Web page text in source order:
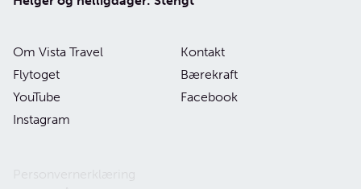
Min reise
Om Vista Travel
Kontakt
Flytoget
Bærekraft
YouTube
Facebook
Instagram